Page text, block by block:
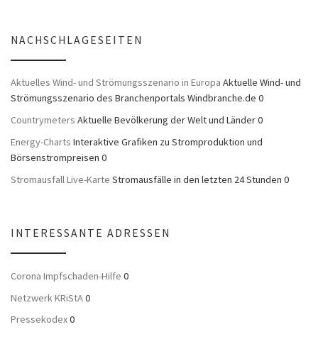
NACHSCHLAGESEITEN
Aktuelles Wind- und Strömungsszenario in Europa Aktuelle Wind- und
Strömungsszenario des Branchenportals Windbranche.de 0
Countrymeters Aktuelle Bevölkerung der Welt und Länder 0
Energy-Charts Interaktive Grafiken zu Stromproduktion und
Börsenstrompreisen 0
Stromausfall Live-Karte Stromausfälle in den letzten 24 Stunden 0
INTERESSANTE ADRESSEN
Corona Impfschaden-Hilfe 0
Netzwerk KRiStA0
Pressekodex0